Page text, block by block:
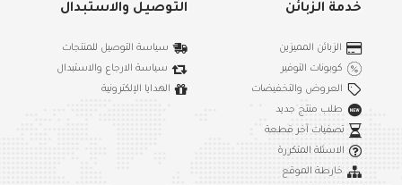
خدمة الزبائن
الزبائن المميزين
كوبونات التوفير
العروض والتخفيضات
طلب منتج جديد
تصفيات آخر قطعة
الاسئلة المتكررة
خارطة الموقع
التوصيل والاستبدال
سياسة التوصيل للمنتجات
سياسة الارجاع والاستبدال
الهدايا الإلكترونية